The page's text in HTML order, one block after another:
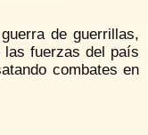
de guerrillas,
las fuerzas del país
combates en